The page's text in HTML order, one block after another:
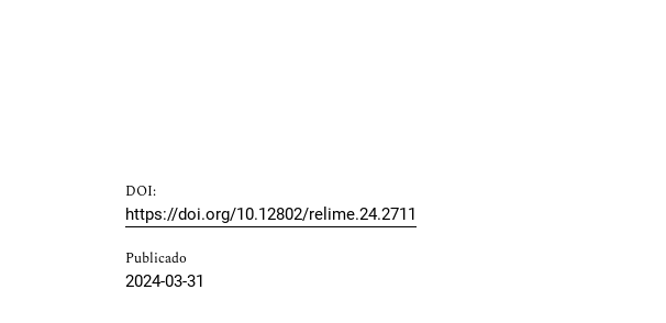
DOI:
https://doi.org/10.12802/relime.24.2711
Publicado
2024-03-31